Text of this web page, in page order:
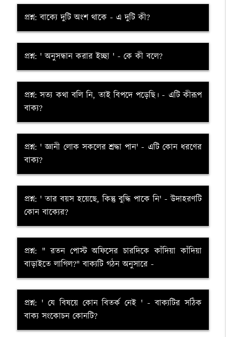
প্রশ্ন: বাক্যে দুটি অংশ থাকে - এ দুটি কী?
প্রশ্ন: ' অনুসন্ধান করার ইচ্ছা ' - কে কী বলে?
প্রশ্ন: সত্য কথা বলি নি, তাই বিপদে পড়েছি। - এটি কীরূপ
বাক্য?
প্রশ্ন: ' জ্ঞানী লোক সকলের শ্রদ্ধা পান' - এটি কোন ধরণের
বাক্য?
প্রশ্ন: ' তার বয়স হয়েছে, কিন্তু বুদ্ধি পাকে নি' - উদাহরণটি
কোন বাক্যের?
প্রশ্ন: " রতন পোস্ট অফিসের চারদিকে কাঁদিয়া কাঁদিয়া
বাড়াইতে লাগিল?" বাক্যটি গঠন অনুসারে -
প্রশ্ন: ' যে বিষয়ে কোন বিতর্ক নেই ' - বাক্যটির সঠিক
বাক্য সংকোচন কোনটি?